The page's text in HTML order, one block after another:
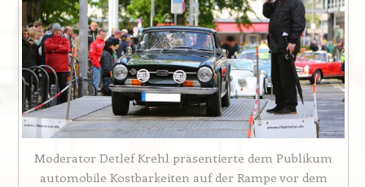
Moderator Detlef Krehl präsentierte dem Publikum
automobile Kostbarkeiten auf der Rampe vor dem